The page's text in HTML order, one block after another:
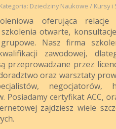
Kategoria: Dziedziny Naukowe / Kursy i
oferująca relacje
otwarte,
Nasz firma
zawodowej,
przeprowadzane przez
oraz warsztaty
negocjatorów,
Posiadamy certyfikat ACC,
zajdziesz wiele